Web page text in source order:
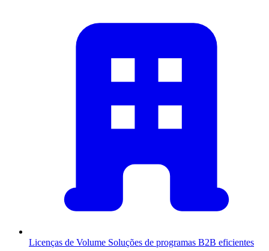
Licenças de Volume Soluções de programas B2B eficientes